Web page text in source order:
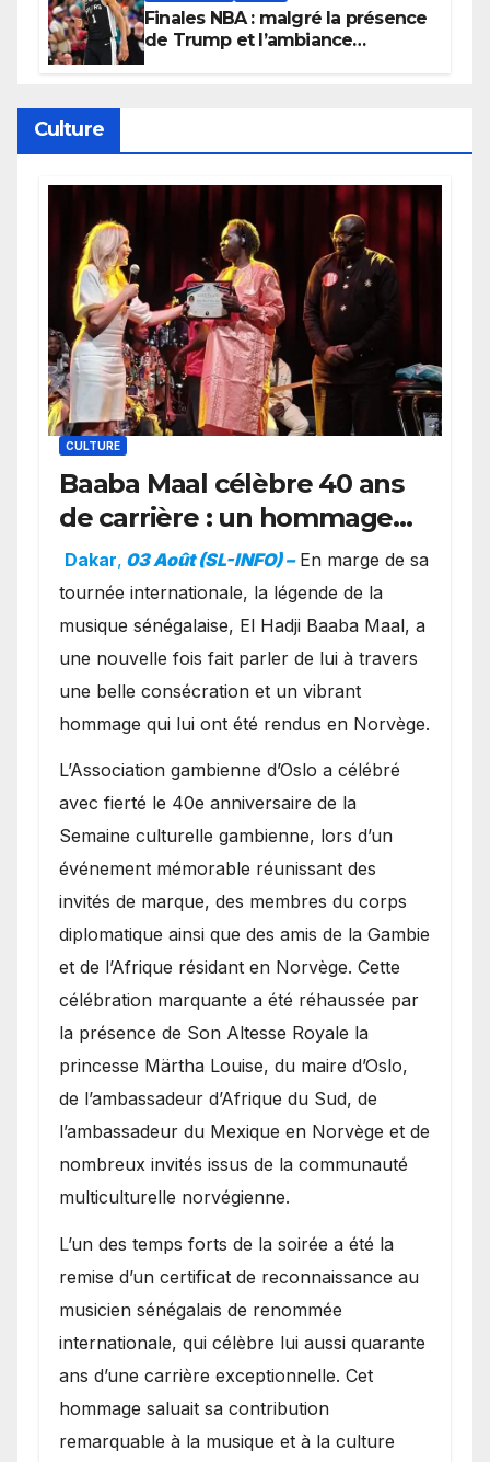
Finales NBA : malgré la présence
de Trump et l’ambiance
Culture
CULTURE
Baaba Maal célèbre 40 ans
de carrière : un hommage
exceptionnel à Oslo en
présence de la famille
royale.
Dakar, 03 Août (SL-INFO) – ​En marge de sa
tournée internationale, la légende de la
musique sénégalaise, El Hadji Baaba Maal, a
une nouvelle fois fait parler de lui à travers
une belle consécration et un vibrant
hommage qui lui ont été rendus en Norvège.
​L’Association gambienne d’Oslo a célébré
avec fierté le 40e anniversaire de la
Semaine culturelle gambienne, lors d’un
événement mémorable réunissant des
invités de marque, des membres du corps
diplomatique ainsi que des amis de la Gambie
et de l’Afrique résidant en Norvège. Cette
célébration marquante a été réhaussée par
la présence de Son Altesse Royale la
princesse Märtha Louise, du maire d’Oslo,
de l’ambassadeur d’Afrique du Sud, de
l’ambassadeur du Mexique en Norvège et de
nombreux invités issus de la communauté
multiculturelle norvégienne.
​L’un des temps forts de la soirée a été la
remise d’un certificat de reconnaissance au
musicien sénégalais de renommée
internationale, qui célèbre lui aussi quarante
ans d’une carrière exceptionnelle. Cet
hommage saluait sa contribution
remarquable à la musique et à la culture